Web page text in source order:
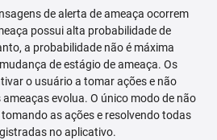
de alerta de ameaça ocorrem
possui alta probabilidade de
a probabilidade não é máxima
de estágio de ameaça. Os
o usuário a tomar ações e não
evolua. O único modo de não
as ações e resolvendo todas
no aplicativo.